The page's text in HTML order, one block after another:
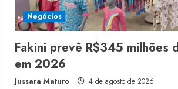
Negócios
Fakini prevê R$345 milhões
em 2026
Jussara Maturo 4 de agosto de 2026